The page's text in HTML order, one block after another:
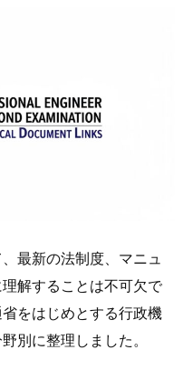
最新の法制度、マニュ
解することは不可欠で
をはじめとする行政機
別に整理しました。